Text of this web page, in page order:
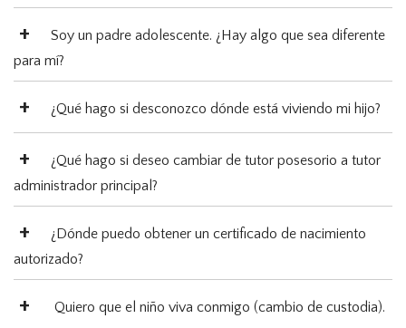
Soy un padre adolescente. ¿Hay algo que sea diferente
para mí?
¿Qué hago si desconozco dónde está viviendo mi hijo?
¿Qué hago si deseo cambiar de tutor posesorio a tutor
administrador principal?
¿Dónde puedo obtener un certificado de nacimiento
autorizado?
Quiero que el niño viva conmigo (cambio de custodia).